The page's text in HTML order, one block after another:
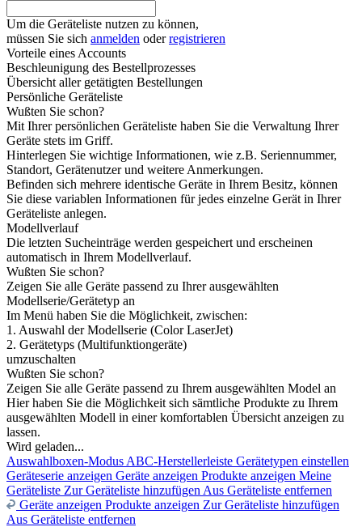
Um die Geräteliste nutzen zu können,
müssen Sie sich anmelden oderregistrieren
Vorteile eines Accounts
Beschleunigung des Bestellprozesses
Übersicht aller getätigten Bestellungen
Persönliche Geräteliste
Wußten Sie schon?
Mit Ihrer persönlichen Geräteliste haben Sie die Verwaltung Ihrer
Geräte stets im Griff.
Hinterlegen Sie wichtige Informationen, wie z.B. Seriennummer,
Standort, Gerätenutzer und weitere Anmerkungen.
Befinden sich mehrere identische Geräte in Ihrem Besitz, können
Sie diese variablen Informationen für jedes einzelne Gerät in Ihrer
Geräteliste anlegen.
Modellverlauf
Die letzten Sucheinträge werden gespeichert und erscheinen
automatisch in Ihrem Modellverlauf.
Wußten Sie schon?
Zeigen Sie alle Geräte passend zu Ihrer ausgewählten
Modellserie/Gerätetyp an
Im Menü haben Sie die Möglichkeit, zwischen:
1. Auswahl der Modellserie (Color LaserJet)
2. Gerätetyps (Multifunktiongeräte)
umzuschalten
Wußten Sie schon?
Zeigen Sie alle Geräte passend zu Ihrem ausgewählten Model an
Hier haben Sie die Möglichkeit sich sämtliche Produkte zu Ihrem
ausgewählten Modell in einer komfortablen Übersicht anzeigen zu
lassen.
Wird geladen...
Auswahlboxen-Modus ABC-Herstellerleiste Gerätetypen einstellen
Geräteserie anzeigen Geräte anzeigen Produkte anzeigen Meine
Geräteliste Zur Geräteliste hinzufügen Aus Geräteliste entfernen
Geräte anzeigen Produkte anzeigen Zur Geräteliste hinzufügen
Aus Geräteliste entfernen